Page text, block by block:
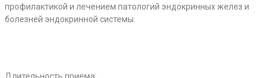
профилактикой и лечением патологий эндокринных желез и
болезней эндокринной системы.